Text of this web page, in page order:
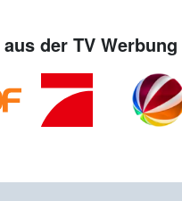
der TV Werbung